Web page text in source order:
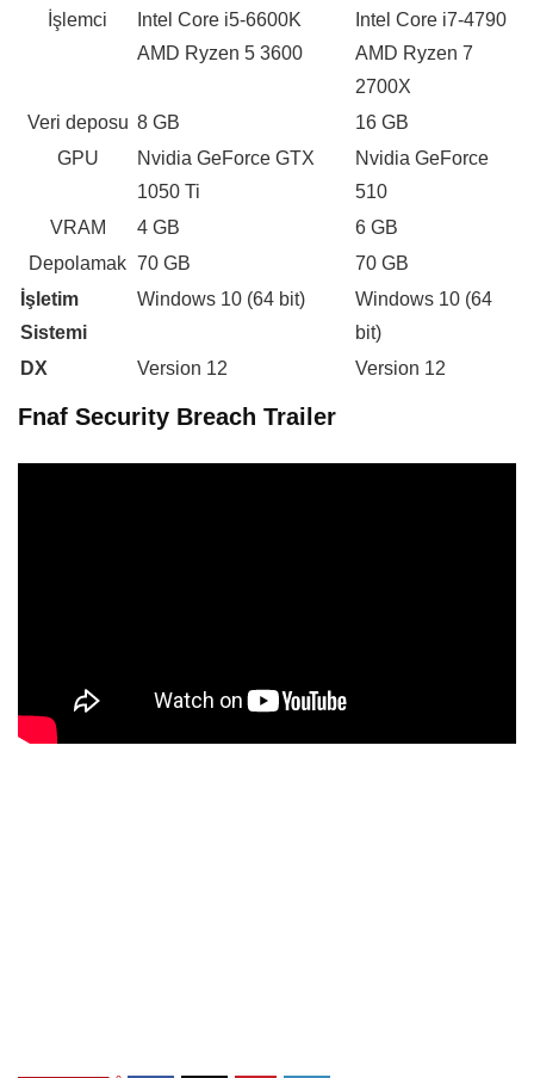
İşlemci
Intel Core i5-6600K
AMD Ryzen 5 3600
Intel Core i7-4790
AMD Ryzen 7
2700X
Veri deposu 8 GB
16 GB
GPU
Nvidia GeForce GTX
1050 Ti
Nvidia GeForce
510
VRAM
4 GB
6 GB
Depolamak 70 GB
70 GB
İşletim
Sistemi
Windows 10 (64 bit)
Windows 10 (64
bit)
DX
Version 12 Version 12
Fnaf Security Breach Trailer